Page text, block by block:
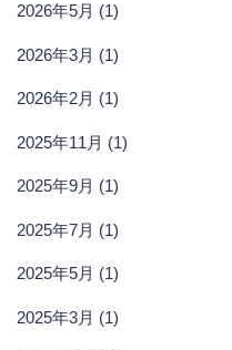
2026年5月 (1)
2026年3月 (1)
2026年2月 (1)
2025年11月 (1)
2025年9月 (1)
2025年7月 (1)
2025年5月 (1)
2025年3月 (1)